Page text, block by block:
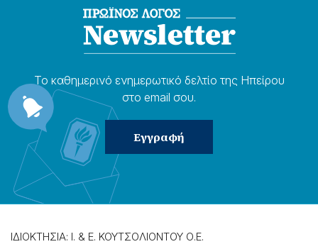
Το καθημερɩνό ενημερωτɩκό δελτίο της Ηπείρου
στο email σου.
ΙΔΙΟΚΤΗΣΙΑ: Ι. & Ε. ΚΟΥΤΣΟΛΙΟΝΤΟΥ Ο.Ε.